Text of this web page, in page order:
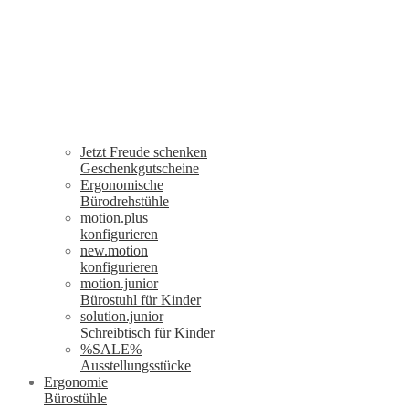
Jetzt Freude schenken
Geschenkgutscheine
Ergonomische
Bürodrehstühle
motion.plus
konfigurieren
new.motion
konfigurieren
motion.junior
Bürostuhl für Kinder
solution.junior
Schreibtisch für Kinder
%SALE%
Ausstellungsstücke
Ergonomie
Bürostühle